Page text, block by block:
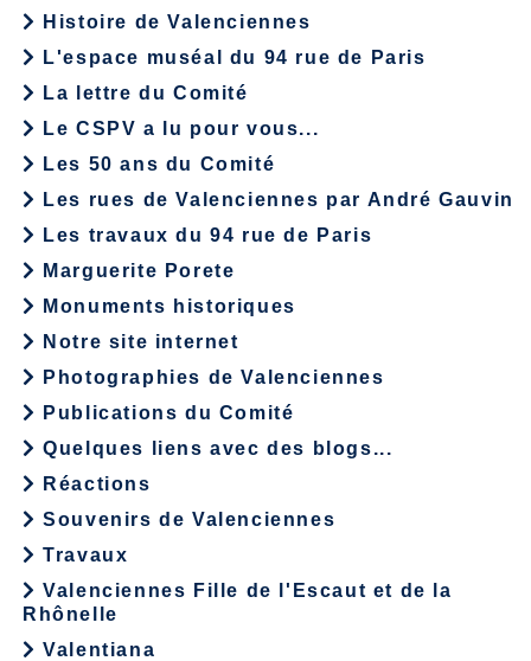
Histoire de Valenciennes
L'espace muséal du 94 rue de Paris
La lettre du Comité
Le CSPV a lu pour vous...
Les 50 ans du Comité
Les rues de Valenciennes par André Gauvin
Les travaux du 94 rue de Paris
Marguerite Porete
Monuments historiques
Notre site internet
Photographies de Valenciennes
Publications du Comité
Quelques liens avec des blogs...
Réactions
Souvenirs de Valenciennes
Travaux
Valenciennes Fille de l'Escaut et de la
Rhônelle
Valentiana